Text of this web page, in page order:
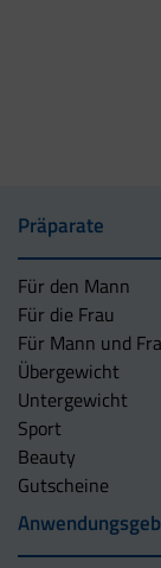
Präparate
Für den Mann
Für die Frau
Für Mann und
Übergewicht
Untergewicht
Sport
Beauty
Gutscheine